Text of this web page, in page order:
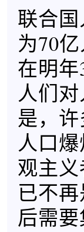
联合
为70
在明
人们
是，
人口
观主
已不
后需要